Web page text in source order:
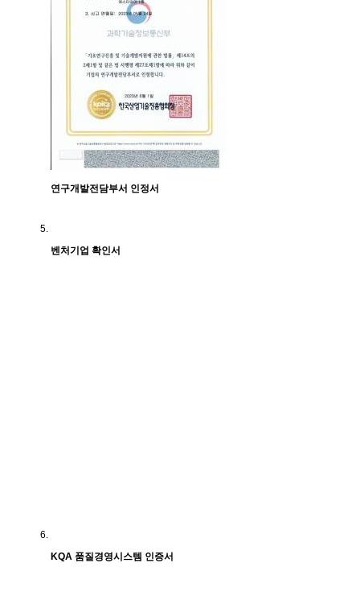
연구개발전담부서 인정서
벤처기업 확인서
KQA 품질경영시스템 인증서